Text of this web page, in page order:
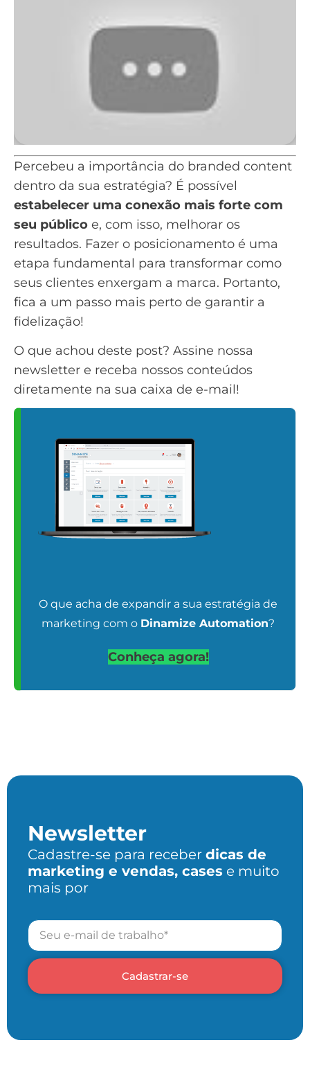
Percebeu a importância do branded content
dentro da sua estratégia? É possível
estabelecer uma conexão mais forte com
seu público e, com isso, melhorar os
resultados. Fazer o posicionamento é uma
etapa fundamental para transformar como
seus clientes enxergam a marca. Portanto,
fica a um passo mais perto de garantir a
fidelização!
O que achou deste post? Assine nossa
newsletter e receba nossos conteúdos
diretamente na sua caixa de e-mail!
O que acha de expandir a sua estratégia de
marketing com o Dinamize Automation?
Conheça agora!
Newsletter
Cadastre-se para receber dicas de
marketing e vendas, cases e muito
mais por
Cadastrar-se